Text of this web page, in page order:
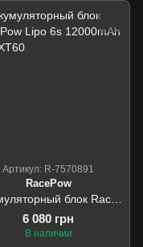
Артикул: R-7570891
RacePow
6 080 грн
В наличии